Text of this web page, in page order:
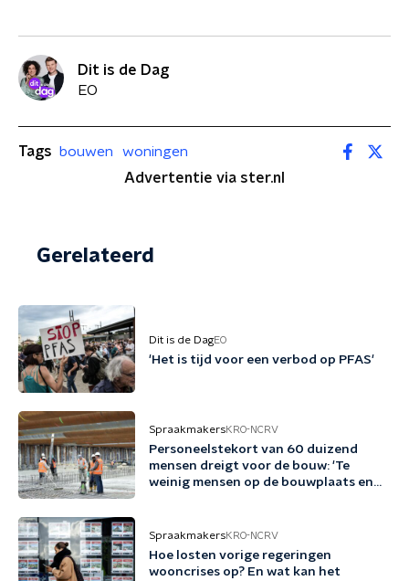
Dit is de Dag
EO
Tags bouwen
woningen
Advertentie via ster.nl
Gerelateerd
Dit is de DagEO
'Het is tijd voor een verbod op PFAS'
SpraakmakersKRO-NCRV
Personeelstekort van 60 duizend
mensen dreigt voor de bouw: 'Te
weinig mensen op de bouwplaats en
SpraakmakersKRO-NCRV
Hoe losten vorige regeringen
wooncrises op? En wat kan het